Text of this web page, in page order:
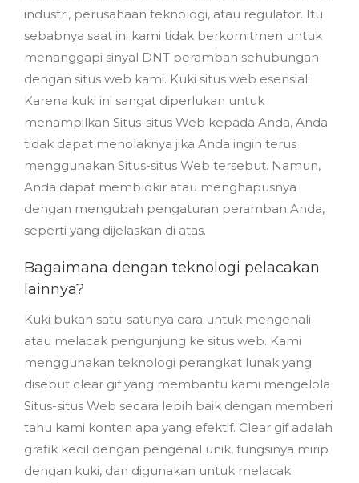
industri, perusahaan teknologi, atau regulator. Itu
sebabnya saat ini kami tidak berkomitmen untuk
menanggapi sinyal DNT peramban sehubungan
dengan situs web kami. Kuki situs web esensial:
Karena kuki ini sangat diperlukan untuk
menampilkan Situs-situs Web kepada Anda, Anda
tidak dapat menolaknya jika Anda ingin terus
menggunakan Situs-situs Web tersebut. Namun,
Anda dapat memblokir atau menghapusnya
dengan mengubah pengaturan peramban Anda,
seperti yang dijelaskan di atas.
Bagaimana dengan teknologi pelacakan
lainnya?
Kuki bukan satu-satunya cara untuk mengenali
atau melacak pengunjung ke situs web. Kami
menggunakan teknologi perangkat lunak yang
disebut clear gif yang membantu kami mengelola
Situs-situs Web secara lebih baik dengan memberi
tahu kami konten apa yang efektif. Clear gif adalah
grafik kecil dengan pengenal unik, fungsinya mirip
dengan kuki, dan digunakan untuk melacak